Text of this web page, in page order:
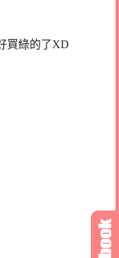
買綠的了XD